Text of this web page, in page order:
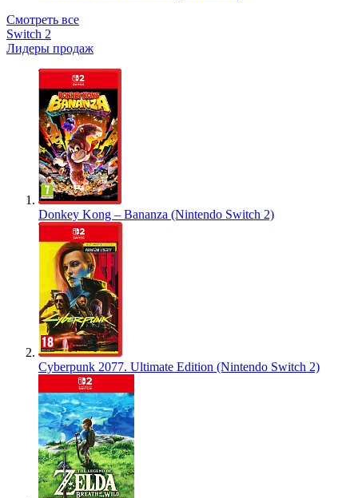
Смотреть все
Switch 2
Лидеры продаж
Donkey Kong – Bananza (Nintendo Switch 2)
Cyberpunk 2077. Ultimate Edition (Nintendo Switch 2)